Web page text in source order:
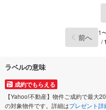
前へ
1
/
ラベルの意味
成約でもらえる
【Yahoo!不動産】物件ご成約で最大
の対象物件です。詳細はプレゼント詳